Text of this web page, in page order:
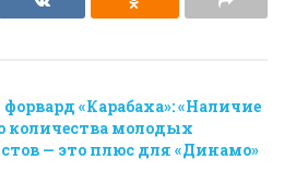
«Карабаха»: «Наличие
количества молодых
— это плюс для «Динамо»